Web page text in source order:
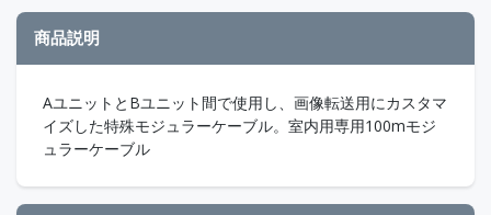
商品説明
AユニットとBユニット間で使用し、画像転送用にカスタマ
イズした特殊モジュラーケーブル。室内用専用100mモジ
ュラーケーブル